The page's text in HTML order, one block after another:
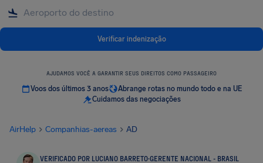
Verificar indenização
AJUDAMOS VOCÊ A GARANTIR SEUS DIREITOS COMO PASSAGEIRO
Voos dos últimos 3 anos
Abrange rotas no mundo todo e na UE
Cuidamos das negociações
AirHelp Companhias-aereas AD
VERIFICADO POR LUCIANO BARRETO·GERENTE NACIONAL - BRASIL